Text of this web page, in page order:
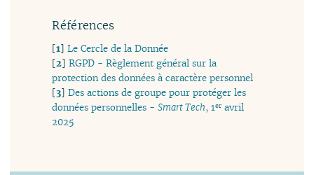
Références
[1]Le Cercle de la Donnée
[2]RGPD - Règlement général sur la
protection des données à caractère personnel
[3]Des actions de groupe pour protéger les
données personnelles -Smart Tech, 1er avril
2025